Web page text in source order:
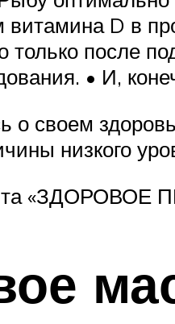
витамина D в
только после
• И,
о своем
низкого
«ЗДОРОВОЕ